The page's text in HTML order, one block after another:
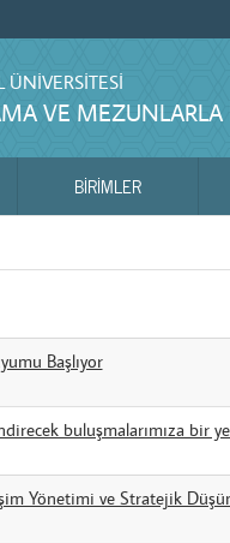
VE
BİRİMLER
Başlıyor
buluşmalarımıza bir
Yönetimi ve Stratejik